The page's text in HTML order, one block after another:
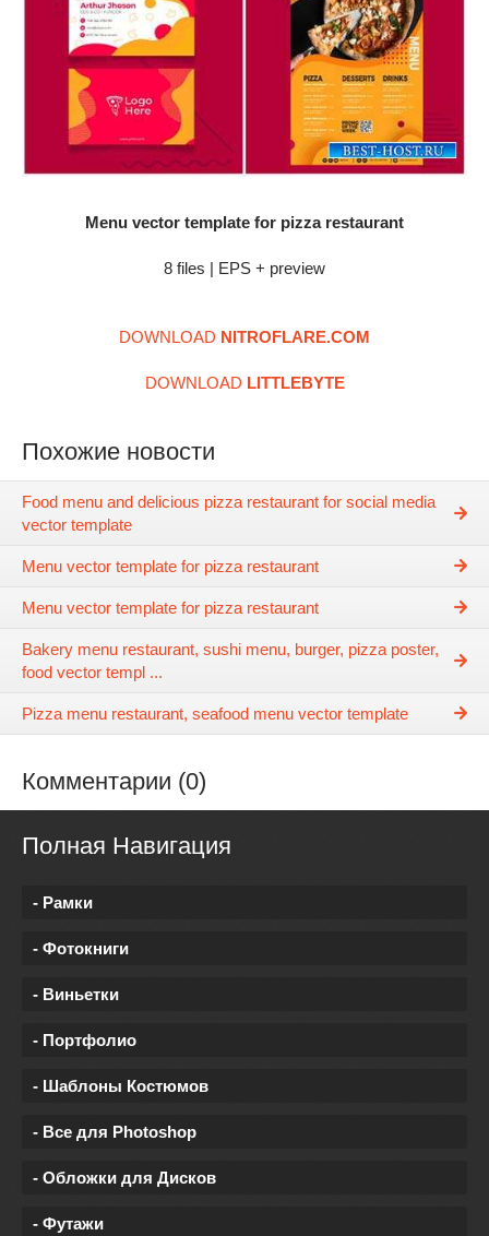
Menu vector template for pizza restaurant
8 files | EPS + preview
DOWNLOAD NITROFLARE.COM
DOWNLOAD LITTLEBYTE
Похожие новости
Food menu and delicious pizza restaurant for social media
vector template
Menu vector template for pizza restaurant
Menu vector template for pizza restaurant
Bakery menu restaurant, sushi menu, burger, pizza poster,
food vector templ ...
Pizza menu restaurant, seafood menu vector template
Комментарии (0)
Полная Навигация
- Рамки
- Фотокниги
- Виньетки
- Портфолио
- Шаблоны Костюмов
- Все для Photoshop
- Обложки для Дисков
- Футажи